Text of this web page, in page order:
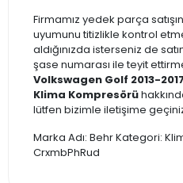
Firmamız yedek parça
uyumunu titizlikle kontrol
aldığınızda isterseniz de
şase numarası ile teyit
Volkswagen Golf 2013-
Klima Kompresörü
lütfen bizimle iletişime
Marka Adı: Behr Kategori:
CrxmbPhRud